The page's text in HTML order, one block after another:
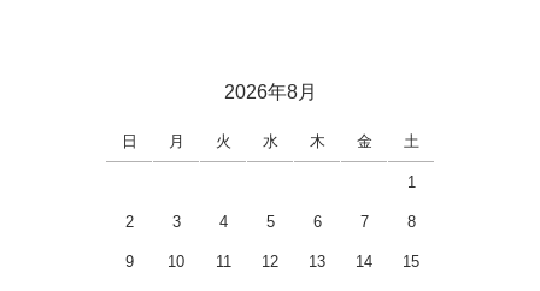
2026年8月
日 月 火 水 木 金 土
1
2 3 4 5 6 7 8
9 10 11 12 13 14 15